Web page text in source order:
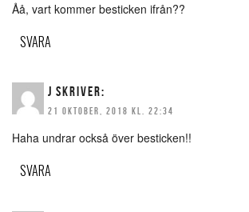
Åå, vart kommer besticken ifrån??
SVARA
J SKRIVER:
21 OKTOBER, 2018 KL. 22:34
Haha undrar också över besticken!!
SVARA